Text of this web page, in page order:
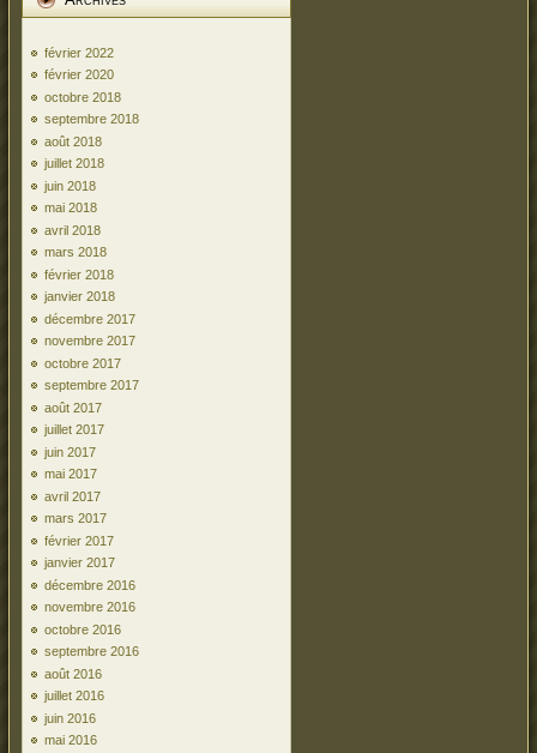
février 2022
février 2020
octobre 2018
septembre 2018
août 2018
juillet 2018
juin 2018
mai 2018
avril 2018
mars 2018
février 2018
janvier 2018
décembre 2017
novembre 2017
octobre 2017
septembre 2017
août 2017
juillet 2017
juin 2017
mai 2017
avril 2017
mars 2017
février 2017
janvier 2017
décembre 2016
novembre 2016
octobre 2016
septembre 2016
août 2016
juillet 2016
juin 2016
mai 2016